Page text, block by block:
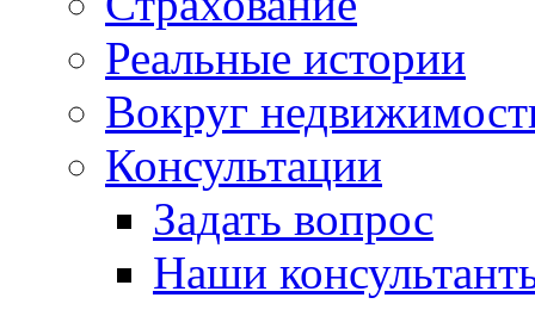
Реальные истории
Вокруг
Консультации
Задать вопрос
Наши